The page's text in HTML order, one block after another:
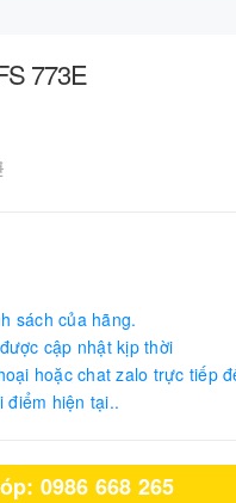
773E
sách của hãng.
cập nhật kịp thời
hoặc chat zalo trực tiếp
điểm hiện tại..
0986 668 265